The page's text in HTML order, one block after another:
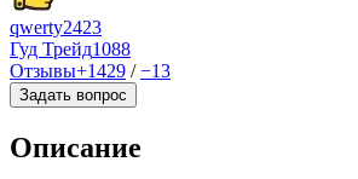
qwerty2423
Гуд Трейд1088
Отзывы+1429 /−13
Задать вопрос
Описание